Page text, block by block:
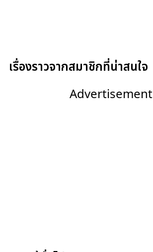
เรื่องราวจากสมาชิกที่น่าสนใจ
Advertisement